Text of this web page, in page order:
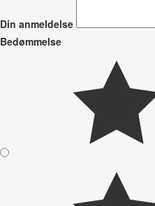
Din anmeldelse
Bedømmelse